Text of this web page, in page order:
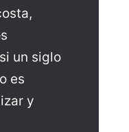
un siglo
es
y